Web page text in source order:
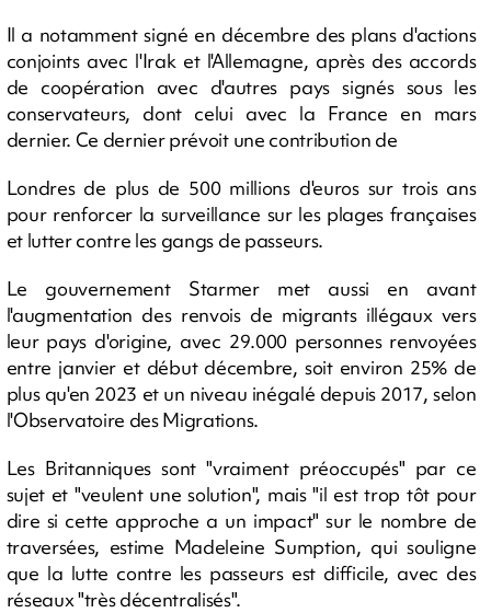
Il a notamment signé en décembre des plans d'actions
conjoints avec l'Irak et l'Allemagne, après des accords
de coopération avec d'autres pays signés sous les
conservateurs, dont celui avec la France en mars
dernier. Ce dernier prévoit une contribution de
Londres de plus de 500 millions d'euros sur trois ans
pour renforcer la surveillance sur les plages françaises
et lutter contre les gangs de passeurs.
Le gouvernement Starmer met aussi en avant
l'augmentation des renvois de migrants illégaux vers
leur pays d'origine, avec 29.000 personnes renvoyées
entre janvier et début décembre, soit environ 25% de
plus qu'en 2023 et un niveau inégalé depuis 2017, selon
l'Observatoire des Migrations.
Les Britanniques sont "vraiment préoccupés" par ce
sujet et "veulent une solution", mais "il est trop tôt pour
dire si cette approche a un impact" sur le nombre de
traversées, estime Madeleine Sumption, qui souligne
que la lutte contre les passeurs est difficile, avec des
réseaux "très décentralisés".